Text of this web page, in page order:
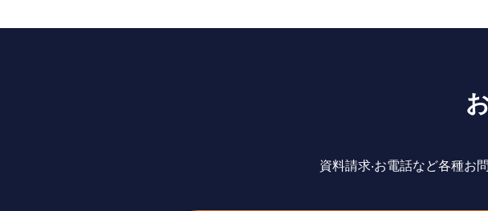
資料請求‧お電話など各種お